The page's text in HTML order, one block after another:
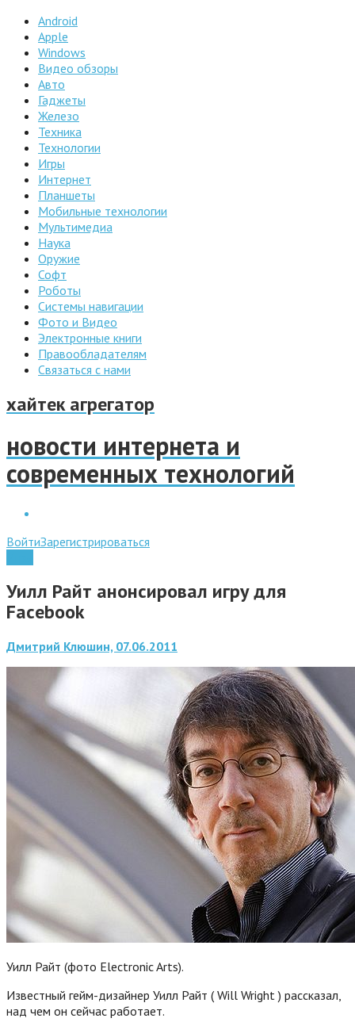
Android
Apple
Windows
Видео обзоры
Авто
Гаджеты
Железо
Техника
Технологии
Игры
Интернет
Планшеты
Мобильные технологии
Мультимедиа
Наука
Оружие
Софт
Роботы
Системы навигации
Фото и Видео
Электронные книги
Правообладателям
Связаться с нами
хайтек агрегатор
новости интернета и
современных технологий
ВойтиЗарегистрироваться
Уилл Райт анонсировал игру для
Facebook
Дмитрий Клюшин, 07.06.2011
Уилл Райт (фото Electronic Arts).
Известный гейм-дизайнер Уилл Райт ( Will Wright ) рассказал,
над чем он сейчас работает.